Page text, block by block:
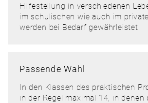
Hilfestellung in verschiedenen
im schulischen wie auch im
werden bei Bedarf gewährleistet.
Passende Wahl
In den Klassen des praktischen
in der Regel maximal 14, in denen